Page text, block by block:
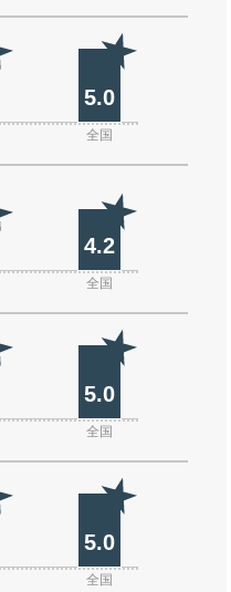
5.0
全国
4.2
全国
5.0
全国
5.0
全国